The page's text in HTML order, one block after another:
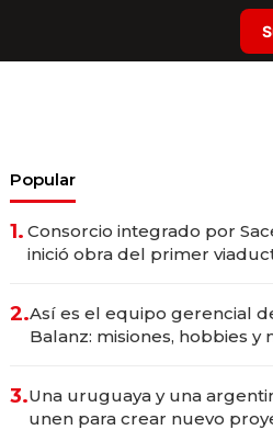
Popular
1. Consorcio integrado por
inició obra del primer
millones
2.Así es el equipo gerencial
Balanz: misiones, hobbies y
3.Una uruguaya y una
unen para crear nuevo